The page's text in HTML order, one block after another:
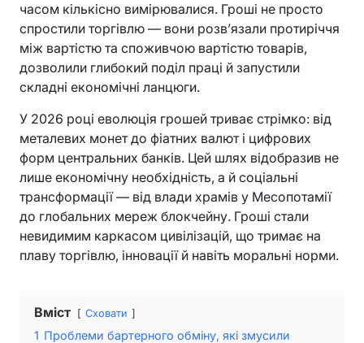
часом кількісно вимірювалися. Гроші не просто
спростили торгівлю — вони розв’язали протиріччя
між вартістю та споживчою вартістю товарів,
дозволили глибокий поділ праці й запустили
складні економічні ланцюги.
У 2026 році еволюція грошей триває стрімко: від
металевих монет до фіатних валют і цифрових
форм центральних банків. Цей шлях відобразив не
лише економічну необхідність, а й соціальні
трансформації — від влади храмів у Месопотамії
до глобальних мереж блокчейну. Гроші стали
невидимим каркасом цивілізацій, що тримає на
плаву торгівлю, інновації й навіть моральні норми.
Вміст Сховати
1 Проблеми бартерного обміну, які змусили